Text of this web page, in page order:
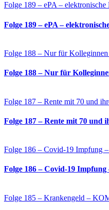
Folge 189 – ePA – elektronische
Folge 189 – ePA –
Folge 188 – Nur für
Folge 188 – Nur für
Folge 187 – Rente mit 70 und
Folge 187 – Rente mit 70 und
Folge 186 – Covid-19 Impfung
Folge 186 – Covid-19
Folge 185 – Krankengeld –